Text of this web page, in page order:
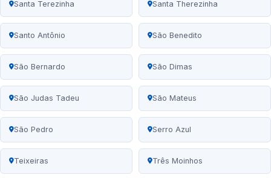
Santa Terezinha Santa Therezinha
Santo Antônio São Benedito
São Bernardo São Dimas
São Judas Tadeu São Mateus
São Pedro Serro Azul
Teixeiras Três Moinhos